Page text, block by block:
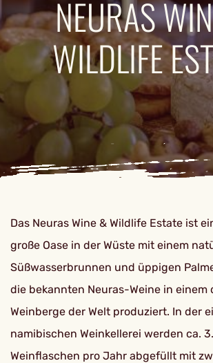
NEURAS
WILDLIFE
Das Neuras Wine & Wildlife Estate ist
große Oase in der Wüste mit einem
Süßwasserbrunnen und üppigen
die bekannten Neuras-Weine in einem
Weinberge der Welt produziert. In der
namibischen Weinkellerei werden ca.
Weinflaschen pro Jahr abgefüllt mit